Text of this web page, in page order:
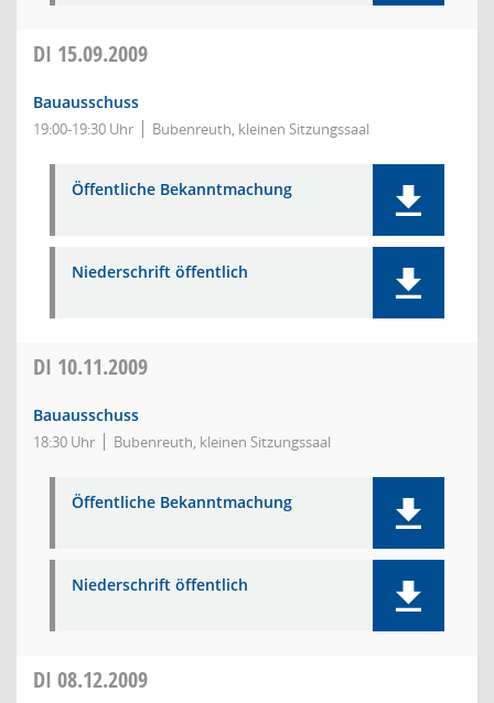
DI 15.09.2009
Bauausschuss
19:00-19:30 Uhr Bubenreuth, kleinen Sitzungssaal
Öffentliche Bekanntmachung
Niederschrift öffentlich
DI 10.11.2009
Bauausschuss
18:30 Uhr Bubenreuth, kleinen Sitzungssaal
Öffentliche Bekanntmachung
Niederschrift öffentlich
DI 08.12.2009